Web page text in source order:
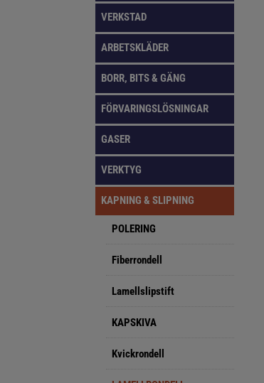
VERKSTAD
ARBETSKLÄDER
BORR, BITS & GÄNG
FÖRVARINGSLÖSNINGAR
GASER
VERKTYG
KAPNING & SLIPNING
POLERING
Fiberrondell
Lamellslipstift
KAPSKIVA
Kvickrondell